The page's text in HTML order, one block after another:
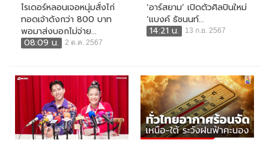
ไรเดอร์หลอนเจอหนุ่มสั่งไก่
ทอดเจ้าดังกว่า 800 บาท
พอมาส่งบอกไม่จ่าย...
08:09 น.
2 ต.ค. 2567
‘อาร์สยาม’ เปิดตัวศิลปินใหม่
‘แบงค์ ธัชนนท์...
14:21 น.
13 ก.ย. 2567